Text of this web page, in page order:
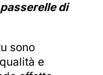
di
sono
e